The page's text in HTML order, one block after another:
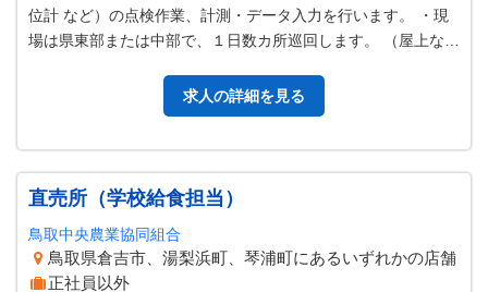
位計 など）の点検作業、計測・データ入力を行います。 ・現
場は県東部または中部で、１日数カ所巡回します。 （屋上など
求人の詳細を見る
直売所（学校給食担当）
鳥取中央農業協同組合
鳥取県倉吉市、湯梨浜町、琴浦町にあるいずれかの店舗
正社員以外